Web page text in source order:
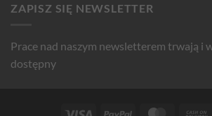
ZAPISZ SIĘ NEWSLETTER
Prace nad naszym newsletterem trwają i
dostępny
Visa PayPal